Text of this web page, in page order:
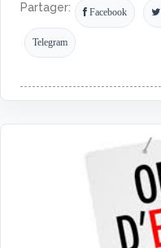
Partager: Facebook
Telegram